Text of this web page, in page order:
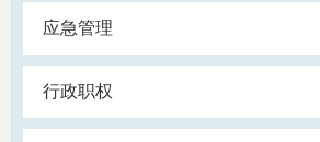
应急管理
行政职权